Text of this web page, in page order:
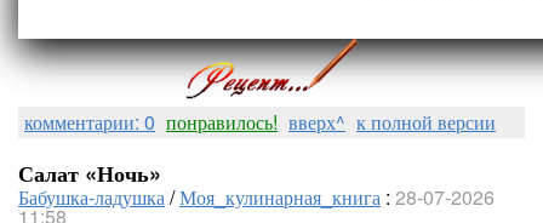
комментарии: 0 понравилось! вверх^ к полной версии
Салат «Ночь»
Бабушка-ладушка/Моя_кулинарная_книга : 28-07-2026
11:58